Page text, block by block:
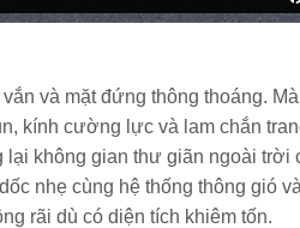
và mặt đứng thông thoáng.
kính cường lực và lam chắn
không gian thư giãn ngoài trời
nhẹ cùng hệ thống thông gió
rãi dù có diện tích khiêm tốn.